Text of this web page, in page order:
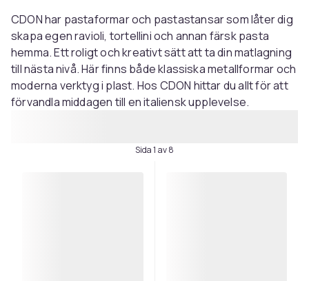
CDON har pastaformar och pastastansar som låter dig
skapa egen ravioli, tortellini och annan färsk pasta
hemma. Ett roligt och kreativt sätt att ta din matlagning
till nästa nivå. Här finns både klassiska metallformar och
moderna verktyg i plast. Hos CDON hittar du allt för att
förvandla middagen till en italiensk upplevelse.
Sida 1 av 8